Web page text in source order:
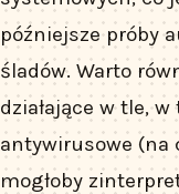
późniejsze próby
śladów. Warto
działające w tle,
antywirusowe (na
mogłoby